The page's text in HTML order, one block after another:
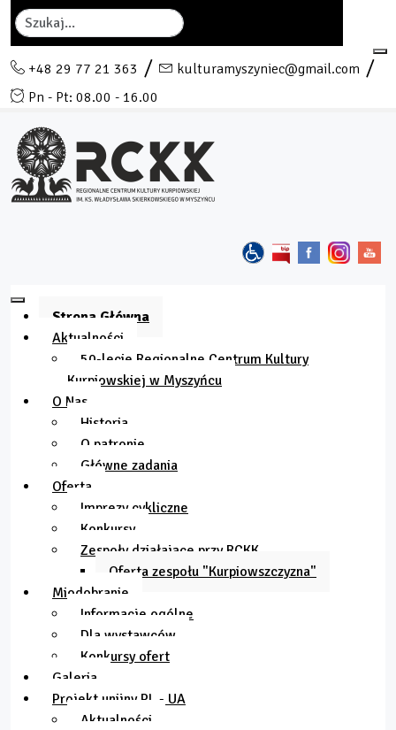
Szukaj
+48 29 77 21 363
kulturamyszyniec@gmail.com
Pn - Pt: 08.00 - 16.00
Strona Główna
Aktualności
50-lecie Regionalne Centrum Kultury
Kurpiowskiej w Myszyńcu
O Nas
Historia
O patronie
Główne zadania
Oferta
Imprezy cykliczne
Konkursy
Zespoły działające przy RCKK
Oferta zespołu "Kurpiowszczyzna"
Miodobranie
Informacje ogólne
Dla wystawców
Konkursy ofert
Galeria
Projekt unijny PL - UA
Aktualności